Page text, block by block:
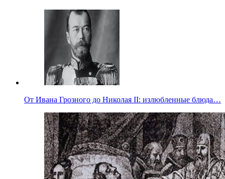
От Ивана Грозного до Николая II: излюбленные блюда…